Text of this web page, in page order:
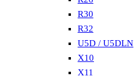
R30
R32
U5D / U5DLN
X10
X11